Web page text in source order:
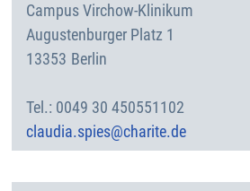
Campus Virchow-Klinikum
Augustenburger Platz 1
13353 Berlin
0049 30 450551102
claudia.spies@charite.de